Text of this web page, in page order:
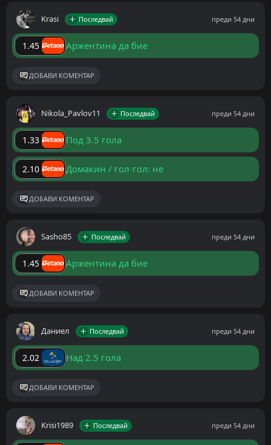
Krasi Последвай преди 54 дни
1.45 Аржентина да бие
ДОБАВИ КОМЕНТАР
Nikola_Pavlov11 Последвай преди 54 дни
1.33 Под 3.5 гола
2.10 Домакин / гол-гол: не
ДОБАВИ КОМЕНТАР
Sasho85 Последвай преди 54 дни
1.45 Аржентина да бие
ДОБАВИ КОМЕНТАР
Даниел Последвай преди 54 дни
2.02 Над 2.5 гола
ДОБАВИ КОМЕНТАР
Krisi1989 Последвай преди 54 дни